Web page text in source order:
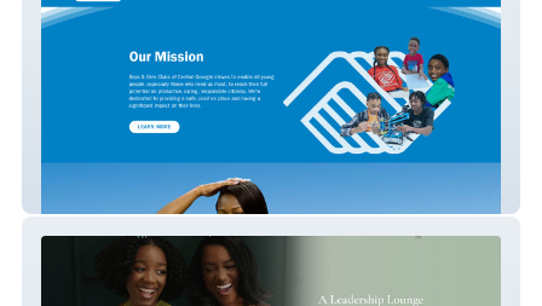
Boys And Girls Club